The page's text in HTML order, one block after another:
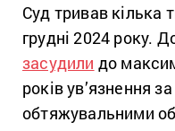
Суд тривав кілька
грудні 2024 року.
засудили до
років ув’язнення
обтяжувальними